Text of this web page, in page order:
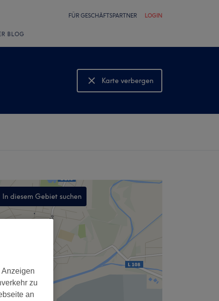
FÜR GESCHÄFTSPARTNER LOGIN
BLOG
Karte verbergen
Karte anzeigen
In diesem Gebiet suchen
,
zu
an